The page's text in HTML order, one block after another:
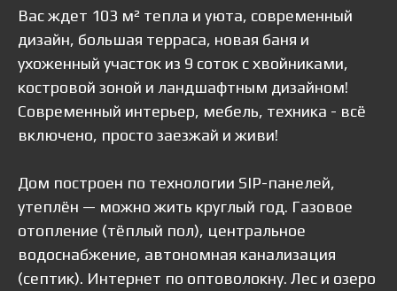
Вас ждет 103 м² тепла и уюта, современный
дизайн, большая терраса, новая баня и
ухоженный участок из 9 соток с хвойниками,
костровой зоной и ландшафтным дизайном!
Современный интерьер, мебель, техника - всё
включено, просто заезжай и живи!
Дом построен по технологии SIP-панелей,
утеплён — можно жить круглый год. Газовое
отопление (тёплый пол), центральное
водоснабжение, автономная канализация
(септик). Интернет по оптоволокну. Лес и озеро